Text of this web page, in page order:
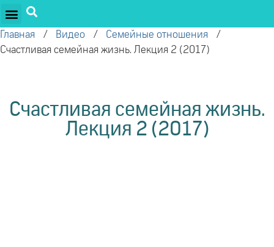
Главная / Видео / Семейные отношения /
Счастливая семейная жизнь. Лекция 2 (2017)
Счастливая семейная жизнь.
Лекция 2 (2017)